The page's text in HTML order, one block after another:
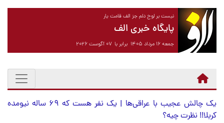
نیست بر لوح دلم جز الف قامت یار
پایگاه خبری الف
جمعه ۱۶ مرداد ۱۴۰۵ برابر با ۰۷ آگوست ۲۰۲۶
یک چالش عجیب با عراقی‌ها | یک نفر هست که ۶۹ ساله نیومده
کربلا!! نظرت چیه؟